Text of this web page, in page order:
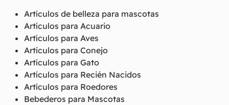
Artículos de belleza para mascotas
Artículos para Acuario
Artículos para Aves
Artículos para Conejo
Artículos para Gato
Artículos para Recién Nacidos
Artículos para Roedores
Bebederos para Mascotas